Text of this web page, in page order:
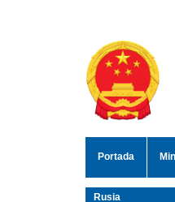
Portada
Rusia